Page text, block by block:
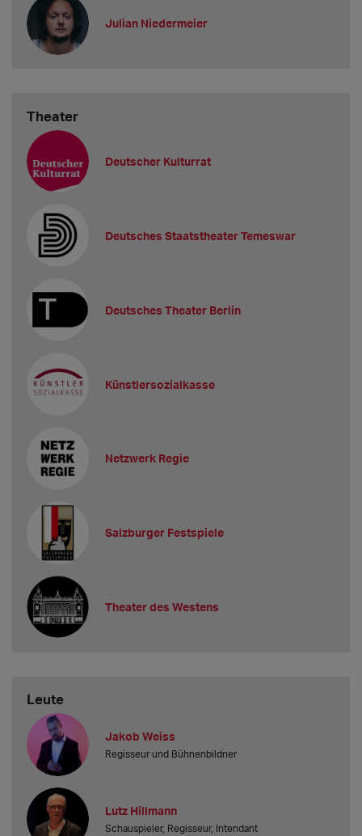
Julian Niedermeier
Theater
Deutscher Kulturrat
Deutsches Staatstheater Temeswar
Deutsches Theater Berlin
Künstlersozialkasse
Netzwerk Regie
Salzburger Festspiele
Theater des Westens
Leute
Jakob Weiss
Regisseur und Bühnenbildner
Lutz Hillmann
Schauspieler, Regisseur, Intendant